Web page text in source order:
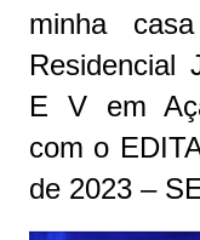
minha
Residencial
E V em
com o
de 2023 –